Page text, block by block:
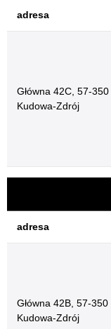
adresa
Główna 42C, 57-350
Kudowa-Zdrój
adresa
Główna 42B, 57-350
Kudowa-Zdrój